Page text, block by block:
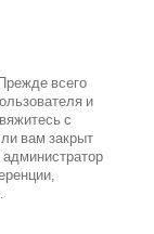
всего
и
с
вам закрыт